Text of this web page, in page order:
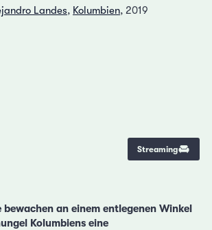
Landes, Kolumbien, 2019
Streaming
an einem entlegenen Winkel
Kolumbiens eine